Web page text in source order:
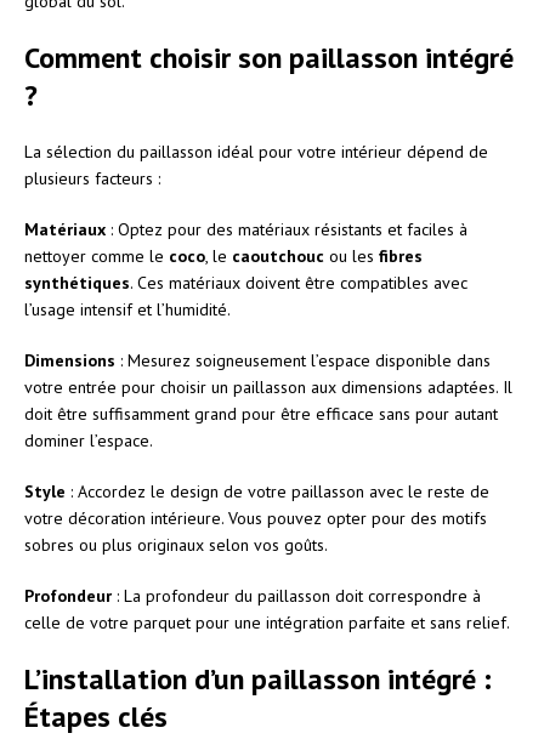
Comment choisir son paillasson intégré
?
La sélection du paillasson idéal pour votre intérieur dépend de
plusieurs facteurs :
Matériaux : Optez pour des matériaux résistants et faciles à
nettoyer comme le coco , le caoutchouc ou les fibres
synthétiques. Ces matériaux doivent être compatibles avec
l’usage intensif et l’humidité.
Dimensions : Mesurez soigneusement l’espace disponible dans
votre entrée pour choisir un paillasson aux dimensions adaptées. Il
doit être suffisamment grand pour être efficace sans pour autant
dominer l’espace.
Style : Accordez le design de votre paillasson avec le reste de
votre décoration intérieure. Vous pouvez opter pour des motifs
sobres ou plus originaux selon vos goûts.
Profondeur : La profondeur du paillasson doit correspondre à
celle de votre parquet pour une intégration parfaite et sans relief.
L’installation d’un paillasson intégré :
Étapes clés